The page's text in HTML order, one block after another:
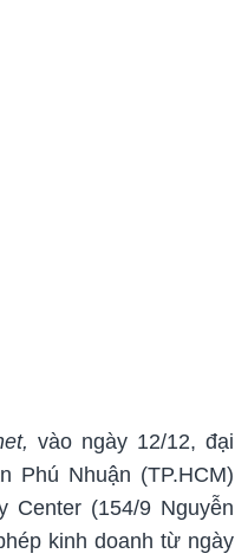
vào ngày 12/12, đại
Phú Nhuận (TP.HCM)
(154/9 Nguyễn
kinh doanh từ ngày